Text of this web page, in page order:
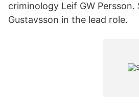
criminology Leif GW
Gustavsson in the lead role.